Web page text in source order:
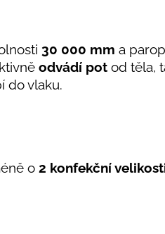
30 000 mm a
odvádí pot od těla,
do vlaku.
o 2 konfekční